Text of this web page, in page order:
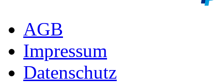
AGB
Impressum
Datenschutz